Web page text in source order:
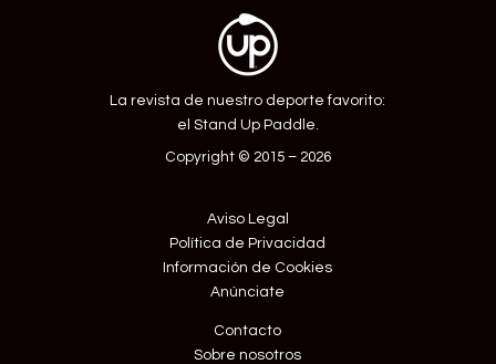
La revista de nuestro deporte favorito:
el Stand Up Paddle.
Copyright © 2015 – 2026
Aviso Legal
Política de Privacidad
Información de Cookies
Anúnciate
Contacto
Sobre nosotros